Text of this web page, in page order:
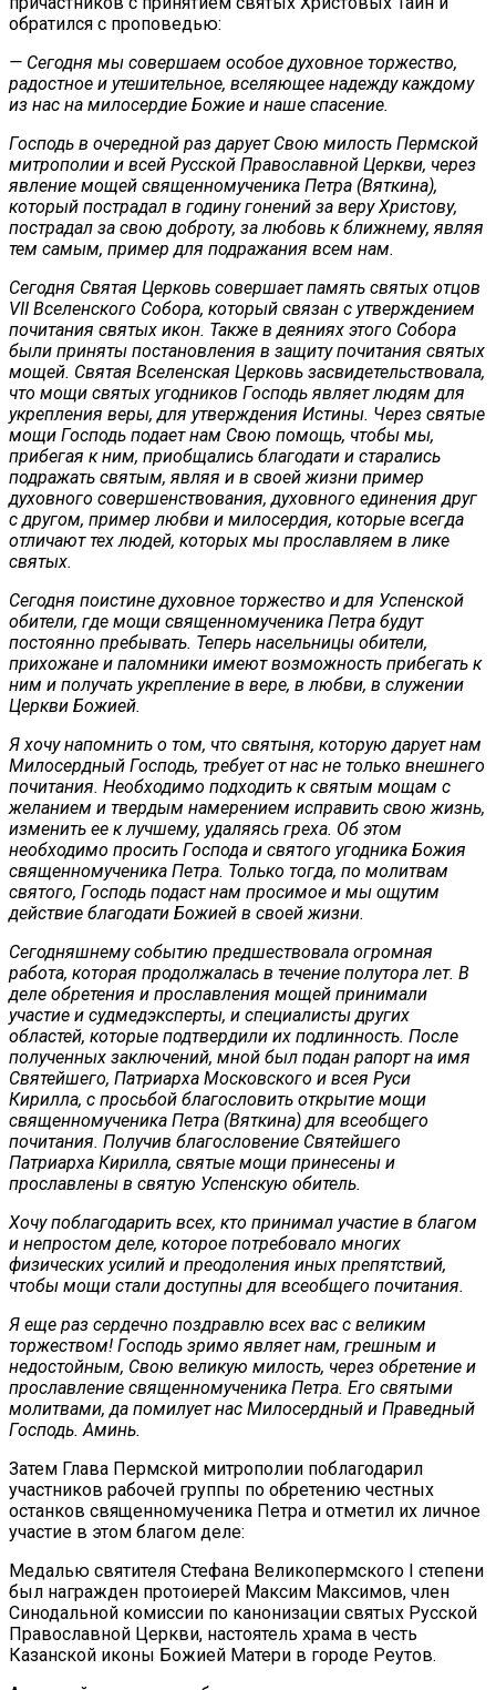
обратился с проповедью:
— Сегодня мы совершаем особое духовное торжество,
радостное и утешительное, вселяющее надежду каждому
из нас на милосердие Божие и наше спасение.
Господь в очередной раз дарует Свою милость Пермской
митрополии и всей Русской Православной Церкви, через
явление мощей священномученика Петра (Вяткина),
который пострадал в годину гонений за веру Христову,
пострадал за свою доброту, за любовь к ближнему, являя
тем самым, пример для подражания всем нам.
Сегодня Святая Церковь совершает память святых отцов
VII Вселенского Собора, который связан с утверждением
почитания святых икон. Также в деяниях этого Собора
были приняты постановления в защиту почитания святых
мощей. Святая Вселенская Церковь засвидетельствовала,
что мощи святых угодников Господь являет людям для
укрепления веры, для утверждения Истины. Через святые
мощи Господь подает нам Свою помощь, чтобы мы,
прибегая к ним, приобщались благодати и старались
подражать святым, являя и в своей жизни пример
духовного совершенствования, духовного единения друг
с другом, пример любви и милосердия, которые всегда
отличают тех людей, которых мы прославляем в лике
святых.
Сегодня поистине духовное торжество и для Успенской
обители, где мощи священномученика Петра будут
постоянно пребывать. Теперь насельницы обители,
прихожане и паломники имеют возможность прибегать к
ним и получать укрепление в вере, в любви, в служении
Церкви Божией.
Я хочу напомнить о том, что святыня, которую дарует нам
Милосердный Господь, требует от нас не только внешнего
почитания. Необходимо подходить к святым мощам с
желанием и твердым намерением исправить свою жизнь,
изменить ее к лучшему, удаляясь греха. Об этом
необходимо просить Господа и святого угодника Божия
священномученика Петра. Только тогда, по молитвам
святого, Господь подаст нам просимое и мы ощутим
действие благодати Божией в своей жизни.
Сегодняшнему событию предшествовала огромная
работа, которая продолжалась в течение полутора лет. В
деле обретения и прославления мощей принимали
участие и судмедэксперты, и специалисты других
областей, которые подтвердили их подлинность. После
полученных заключений, мной был подан рапорт на имя
Святейшего, Патриарха Московского и всея Руси
Кирилла, с просьбой благословить открытие мощи
священномученика Петра (Вяткина) для всеобщего
почитания. Получив благословение Святейшего
Патриарха Кирилла, святые мощи принесены и
прославлены в святую Успенскую обитель.
Хочу поблагодарить всех, кто принимал участие в благом
и непростом деле, которое потребовало многих
физических усилий и преодоления иных препятствий,
чтобы мощи стали доступны для всеобщего почитания.
Я еще раз сердечно поздравлю всех вас с великим
торжеством! Господь зримо являет нам, грешным и
недостойным, Свою великую милость, через обретение и
прославление священномученика Петра. Его святыми
молитвами, да помилует нас Милосердный и Праведный
Господь. Аминь.
Затем Глава Пермской митрополии поблагодарил
участников рабочей группы по обретению честных
останков священномученика Петра и отметил их личное
участие в этом благом деле:
Медалью святителя Стефана Великопермского I степени
был награжден протоиерей Максим Максимов, член
Синодальной комиссии по канонизации святых Русской
Православной Церкви, настоятель храма в честь
Казанской иконы Божией Матери в городе Реутов.